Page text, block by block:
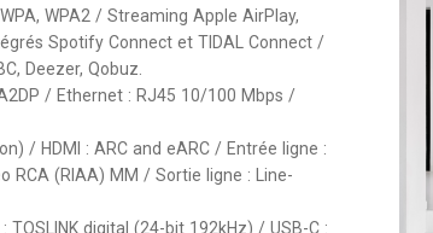
WPA2 / Streaming Apple AirPlay,
Spotify Connect et TIDAL Connect /
Deezer, Qobuz.
/ Ethernet : RJ45 10/100 Mbps /
/ HDMI : ARC and eARC / Entrée ligne :
RCA (RIAA) MM / Sortie ligne : Line-
digital (24-bit 192kHz) / USB-C :